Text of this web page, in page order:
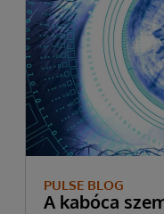
PULSE BLOG
A kabóca